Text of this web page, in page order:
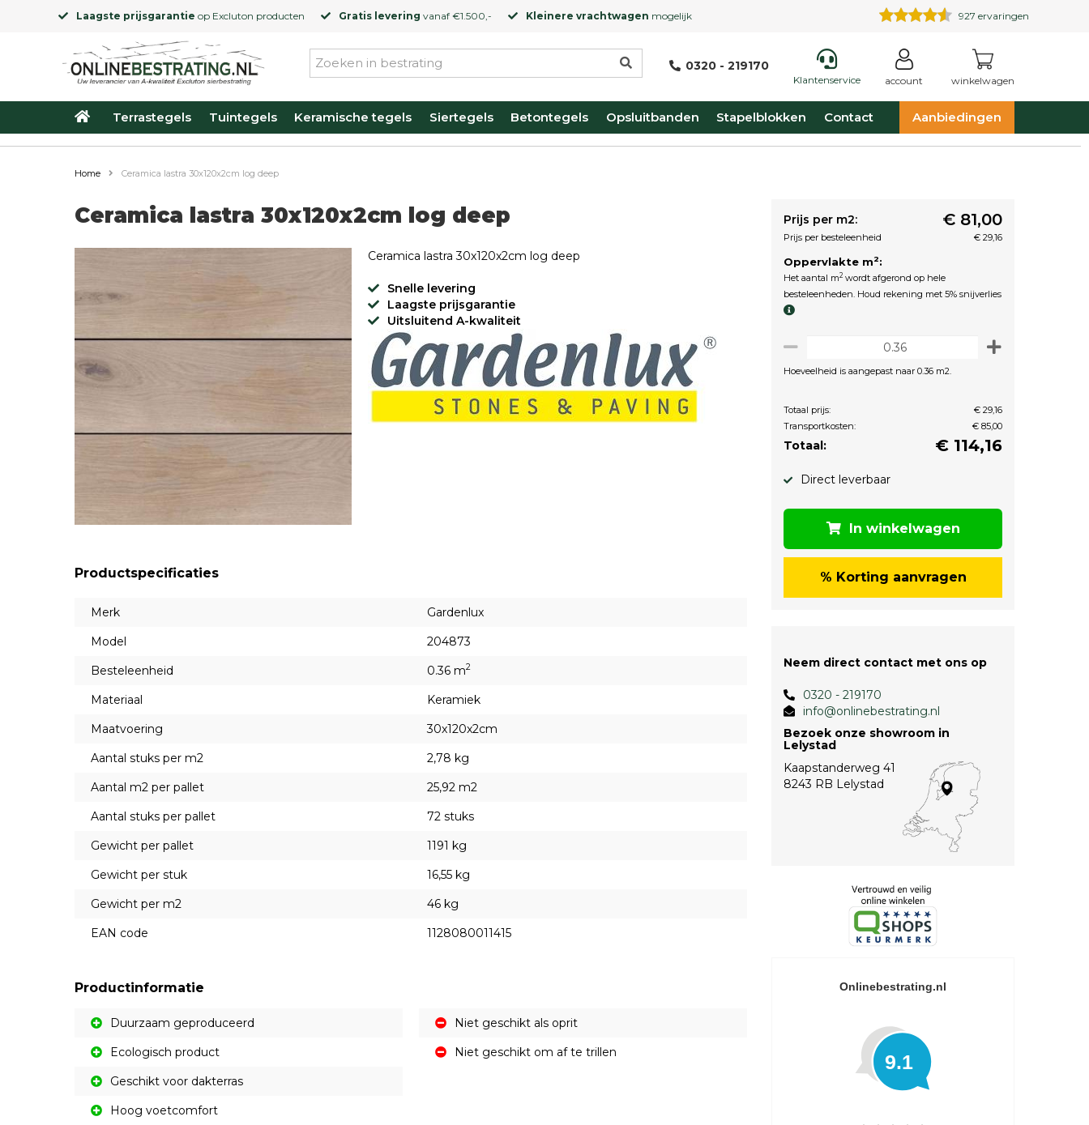
Laagste prijsgarantie op Excluton producten Gratis levering vanaf €1.500,- Kleinere vrachtwagen mogelijk 927 ervaringen
0320 - 219170
Klantenservice account winkelwagen
Terrastegels Tuintegels Keramische tegels Siertegels Betontegels Opsluitbanden Stapelblokken Contact Aanbiedingen
Home Ceramica lastra 30x120x2cm log deep
Ceramica lastra 30x120x2cm log deep
Ceramica lastra 30x120x2cm log deep
Snelle levering
Laagste prijsgarantie
Uitsluitend A-kwaliteit
Productspecificaties
Merk
Gardenlux
Model
204873
Besteleenheid
0.36 m2
Materiaal
Keramiek
Maatvoering
30x120x2cm
Aantal stuks per m2
2,78 kg
Aantal m2 per pallet
25,92 m2
Aantal stuks per pallet
72 stuks
Gewicht per pallet
1191 kg
Gewicht per stuk
16,55 kg
Gewicht per m2
46 kg
EAN code
1128080011415
Productinformatie
Duurzaam geproduceerd
Ecologisch product
Geschikt voor dakterras
Hoog voetcomfort
Niet geschikt als oprit
Niet geschikt om af te trillen
Prijs per m2: € 81,00
Prijs per besteleenheid € 29,16
Oppervlakte m2:
Het aantal m2 wordt afgerond op hele
besteleenheden. Houd rekening met 5% snijverlies
Hoeveelheid is aangepast naar 0.36 m2.
Totaal prijs:
€ 29,16
Transportkosten:
€ 85,00
Totaal: € 114,16
Direct leverbaar
In winkelwagen
% Korting aanvragen
Neem direct contact met ons op
0320 - 219170
info@onlinebestrating.nl
Bezoek onze showroom in
Lelystad
Kaapstanderweg 41
8243 RB Lelystad
Onlinebestrating.nl
9.1